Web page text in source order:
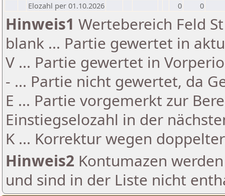
Elozahl per 01.10.2026
0 0
Hinweis1 Wertebereich Feld
blank ... Partie gewertet in
V ... Partie gewertet in
- ... Partie nicht gewertet, da
E ... Partie vorgemerkt zur
Einstiegselozahl in der
K ... Korrektur wegen
Hinweis2 Kontumazen
und sind in der Liste nicht